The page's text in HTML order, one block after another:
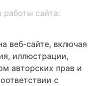
работы сайта:
веб-сайте, включая
иллюстрации,
авторских прав и
с